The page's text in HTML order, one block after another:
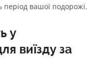
період вашої подорожі.
у
виїзду за